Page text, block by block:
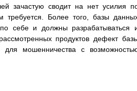
зачастую сводит на нет усилия
требуется. Более того, базы
себе и должны разрабатываться
продуктов дефект
для мошенничества с